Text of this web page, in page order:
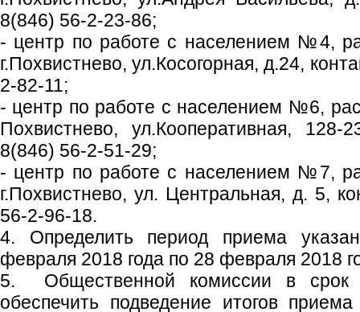
8(846) 56-2-23-86;
- центр по работе с населением №4,
г.Похвистнево, ул.Косогорная, д.24,
2-82-11;
- центр по работе с населением №6,
Похвистнево, ул.Кооперативная, 128-
8(846) 56-2-51-29;
- центр по работе с населением №7,
г.Похвистнево, ул. Центральная, д. 5,
56-2-96-18.
4. Определить период приема
февраля 2018 года по 28 февраля 2018
5. Общественной комиссии в
обеспечить подведение итогов